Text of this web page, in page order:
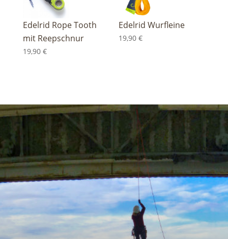
Edelrid Rope Tooth
mit Reepschnur
19,90 €
Edelrid Wurfleine
19,90 €